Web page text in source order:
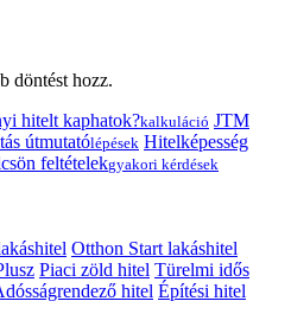
döntést hozz.
hitelt kaphatok?kalkuláció JTM
útmutatólépések Hitelképesség
feltételekgyakori kérdések
Otthon Start lakáshitel
Piaci zöld hitel Türelmi idős
hitel Építési hitel